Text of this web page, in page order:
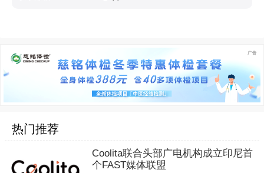
热门推荐
Coolita联合头部广电机构成立印尼首
个FAST媒体联盟